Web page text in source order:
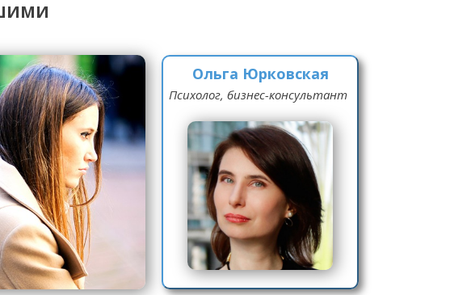
Ольга Юрковская
Психолог, бизнес-консультант